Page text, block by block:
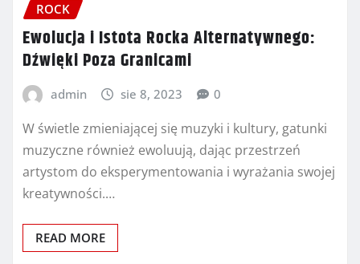
ROCK
Ewolucja i Istota Rocka Alternatywnego:
Dźwięki Poza Granicami
admin sie 8, 2023 0
W świetle zmieniającej się muzyki i kultury, gatunki
muzyczne również ewoluują, dając przestrzeń
artystom do eksperymentowania i wyrażania swojej
kreatywności.…
READ MORE